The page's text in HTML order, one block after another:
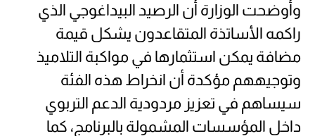
وأوضحت الوزارة أن الرصيد البيداغوجي الذي
راكمه الأساتذة المتقاعدون يشكل قيمة
مضافة يمكن استثمارها في مواكبة التلاميذ
وتوجيههم مؤكدة أن انخراط هذه الفئة
سيساهم في تعزيز مردودية الدعم التربوي
داخل المؤسسات المشمولة بالبرنامج، كما